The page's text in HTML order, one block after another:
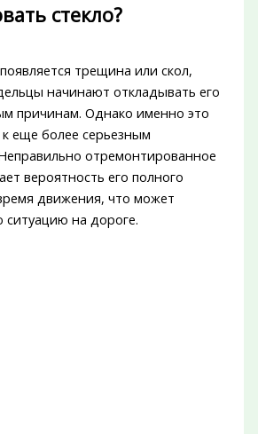
стекло?
трещина или скол,
начинают откладывать его
причинам. Однако именно это
еще более серьезным
отремонтированное
вероятность его полного
движения, что может
ситуацию на дороге.